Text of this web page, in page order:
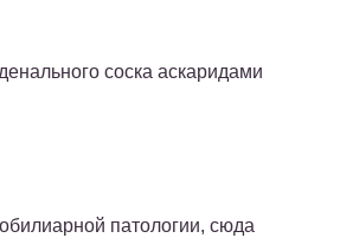
соска аскаридами
патологии, сюда